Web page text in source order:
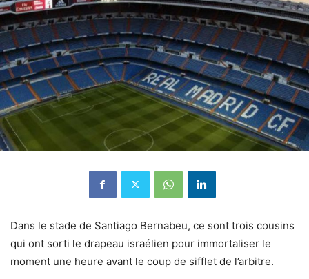
Dans le stade de Santiago Bernabeu, ce sont trois cousins
qui ont sorti le drapeau israélien pour immortaliser le
moment une heure avant le coup de sifflet de l’arbitre.